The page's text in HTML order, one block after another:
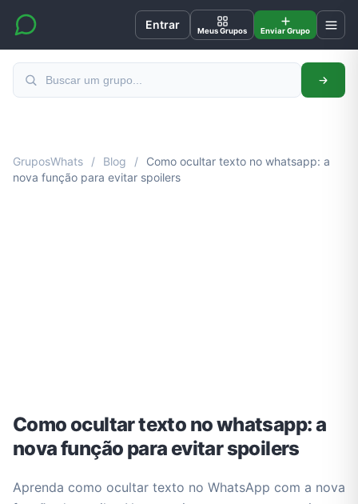
Entrar Meus Grupos Enviar Grupo
GruposWhats / Blog /
Como ocultar texto no whatsapp: a
nova função para evitar spoilers
Como ocultar texto no whatsapp: a
nova função para evitar spoilers
Aprenda como ocultar texto no WhatsApp com a nova